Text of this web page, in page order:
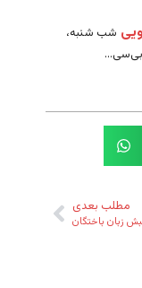
شب شنبه،
مطلب بعدی
زبان باختگان